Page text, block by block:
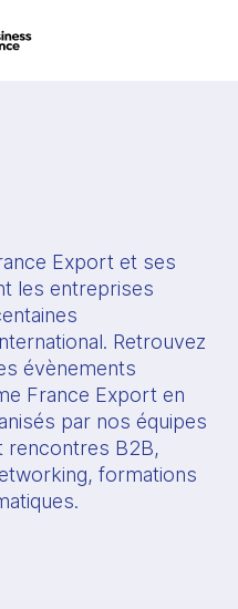
Export et ses
les entreprises
Retrouvez
évènements
France Export en
par nos équipes
rencontres B2B,
formations